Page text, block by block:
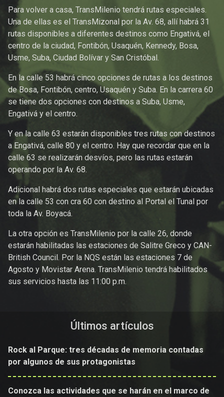
Para volver a casa, TransMilenio tendrá rutas especiales.
Una de ellas es el TransMizonal por la Av. 68, allí habrá 31
rutas disponibles a diferentes destinos como Engativá, el
centro de la ciudad, Fontibón, Usaquén, Kennedy, Bosa,
Usme, Suba, Ciudad Bolívar y San Cristóbal.
En la calle 53 habrá cinco opciones de rutas a los destinos
de Bosa, Fontibón, centro, Usaquén y Suba. En la carrera 60
se tiene dos opciones con destinos a Suba, Usme,
Engativá y el centro.
Y en la calle 63 estarán disponibles tres rutas con destinos
a Engativá, calle 80 y el centro. Hay que recordar que en la
calle 63 se realizarán desvíos, pero las rutas estarán
operando por la Av. 68.
Adicional habrá dos rutas especiales que estarán ubicadas
en la calle 53 con cra 60 con destino al Portal el Tunal por
toda la Av. Boyacá.
La otra opción es TransMilenio por la calle 26, donde
estarán habilitadas las estaciones de Salitre Greco y CAN-
British Council. Por la NQS están las estaciones 7 de
Agosto y Movistar Arena. TransMilenio tendrá habilitados
sus servicios hasta las 11:00 p.m.
Últimos artículos
Rock al Parque: tres décadas de memoria contadas
por algunos de sus protagonistas
Conozca las actividades que se harán en el marco de